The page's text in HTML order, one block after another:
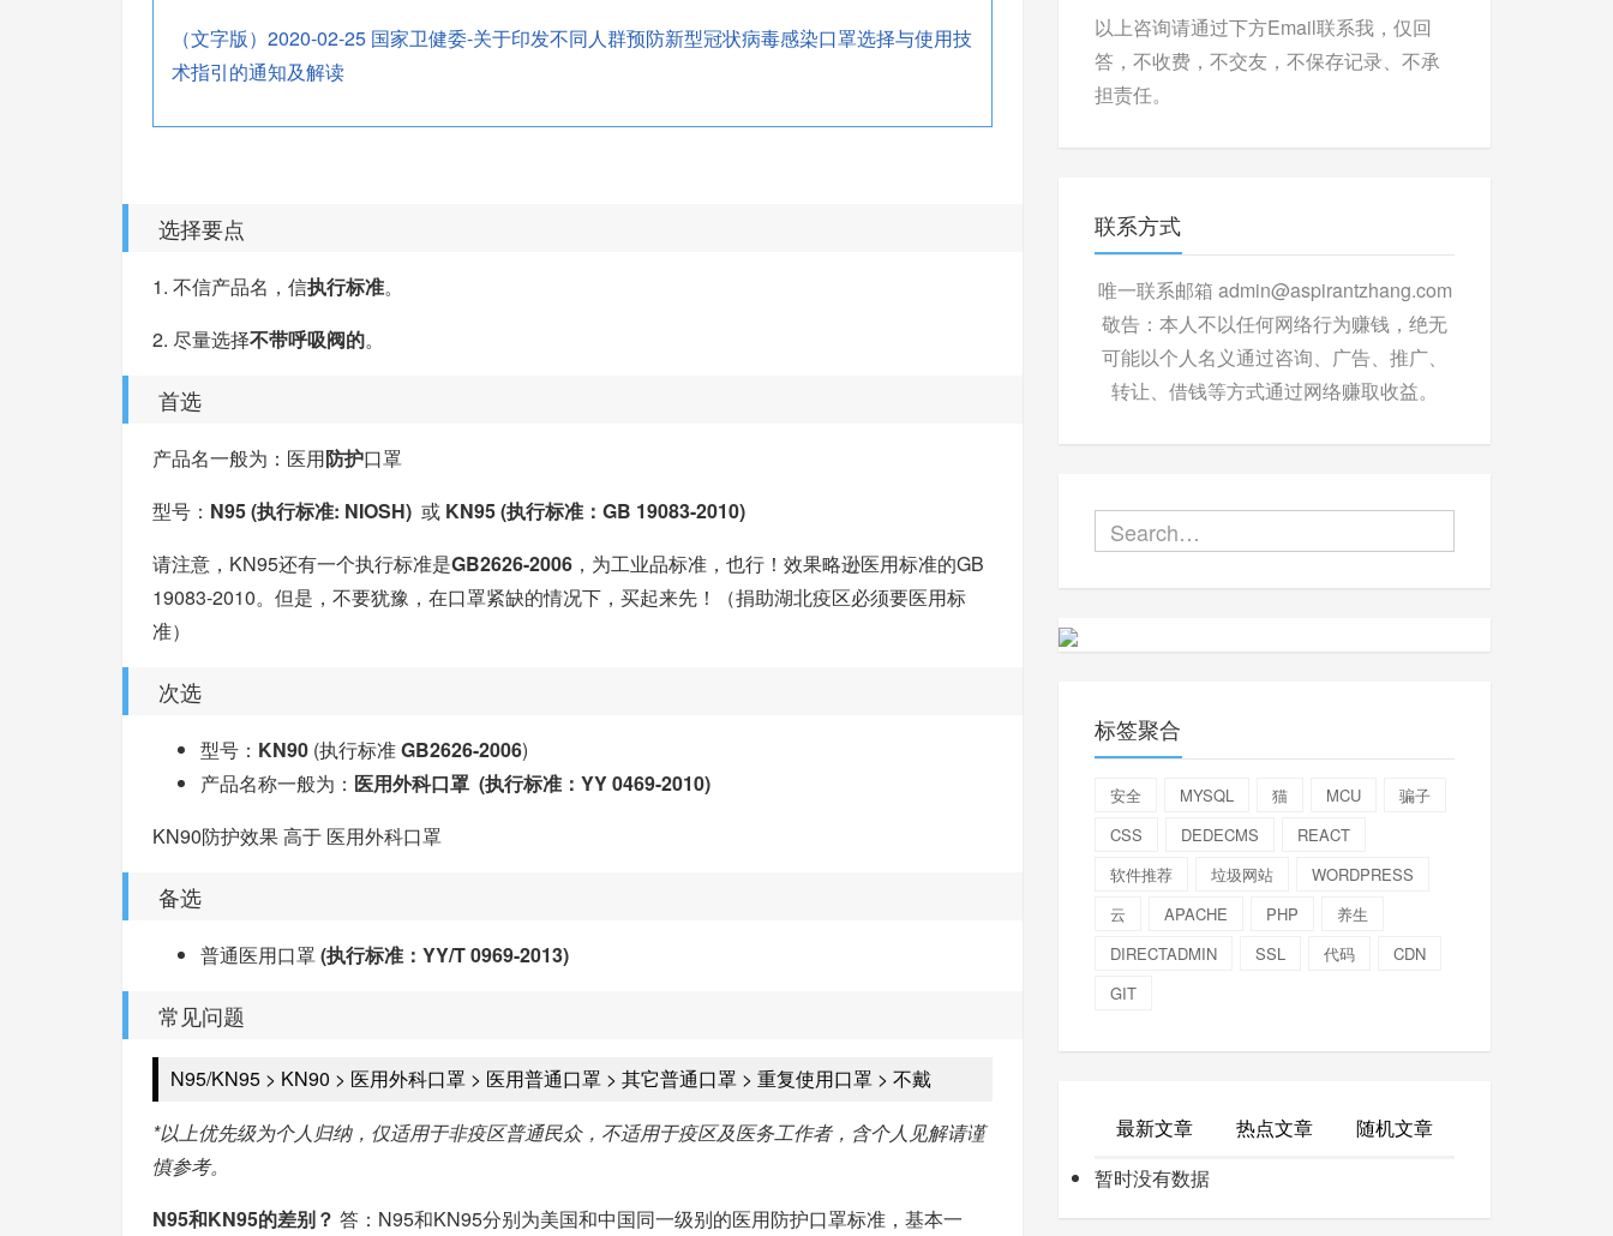
（文字版）2020-02-25 国家卫健委-关于印发不同人群预防新型冠状病毒感染口罩选择与使用技
术指引的通知及解读
选择要点
1. 不信产品名，信执行标准。
2. 尽量选择不带呼吸阀的。
首选
产品名一般为：医用防护口罩
型号： N95 (执行标准: NIOSH) 或 KN95 (执行标准：GB 19083-2010)
请注意，KN95还有一个执行标准是GB2626-2006 ，为工业品标准，也行！效果略逊医用标准的GB
19083-2010。但是，不要犹豫，在口罩紧缺的情况下，买起来先！（捐助湖北疫区必须要医用标
准）
次选
型号： KN90 (执行标准GB2626-2006)
产品名称一般为： 医用外科口罩 (执行标准：YY 0469-2010)
KN90防护效果 高于 医用外科口罩
备选
普通医用口罩(执行标准：YY/T 0969-2013)
常见问题
N95/KN95 > KN90 > 医用外科口罩 > 医用普通口罩 > 其它普通口罩 > 重复使用口罩 > 不戴
*以上优先级为个人归纳，仅适用于非疫区普通民众，不适用于疫区及医务工作者，含个人见解请谨
慎参考。
N95和KN95的差别？ 答：N95和KN95分别为美国和中国同一级别的医用防护口罩标准，基本一
以上咨询请通过下方Email联系我，仅回
答，不收费，不交友，不保存记录、不承
担责任。
联系方式
唯一联系邮箱 admin@aspirantzhang.com
敬告：本人不以任何网络行为赚钱，绝无
可能以个人名义通过咨询、广告、推广、
转让、借钱等方式通过网络赚取收益。
标签聚合
安全 MYSQL 猫 MCU
骗子
CSS
DEDECMS
REACT
软件推荐
垃圾网站
WORDPRESS
云
APACHE PHP
养生
DIRECTADMIN
SSL 代码
CDN
GIT
最新文章 热点文章
随机文章
暂时没有数据